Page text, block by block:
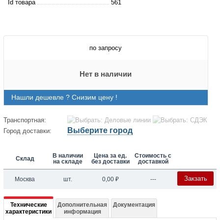
Id товара
561
по запросу
Нет в наличии
Нашли дешевле ? Снизим цену !
Транспортная:
Город доставки:
Выберите город
Склад
В наличии
на складе
Цена за ед.
без доставки
Стоимость с
доставкой
Москва шт. 0,00 ₽ --- Закзать
Подробная
Технические
характеристики
Дополнительная
информация
Документация